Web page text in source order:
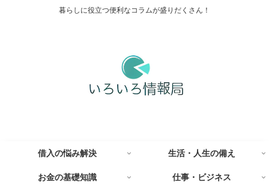
暮らしに役立つ便利なコラムが盛りだくさん！
借入の悩み解決 生活・人生の備え
お金の基礎知識 仕事・ビジネス